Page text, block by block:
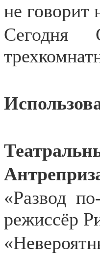
не говорит
Сегодня
«Развод
режиссёр